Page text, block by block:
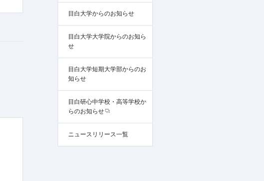
目白大学からのお知らせ
目白大学大学院からのお知ら
せ
目白大学短期大学部からのお
知らせ
目白研心中学校・高等学校か
らのお知らせ
ニュースリリース一覧